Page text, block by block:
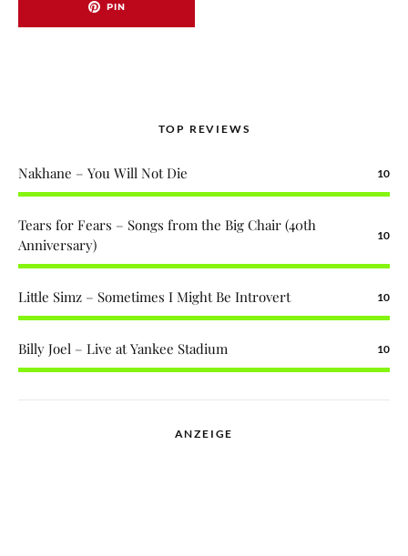
PIN
TOP REVIEWS
Nakhane – You Will Not Die 10
Tears for Fears – Songs from the Big Chair (40th
Anniversary)
10
Little Simz – Sometimes I Might Be Introvert 10
Billy Joel – Live at Yankee Stadium 10
ANZEIGE